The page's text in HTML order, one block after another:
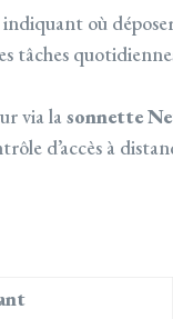
où
tâches
via la sonnette
d’accès à